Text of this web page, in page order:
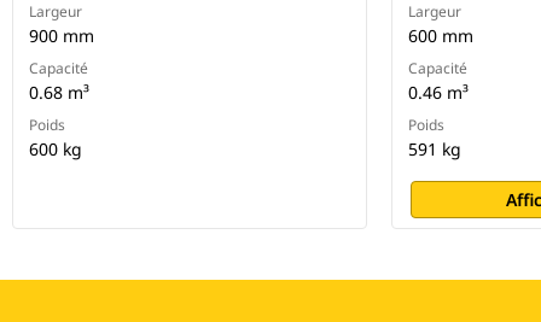
Largeur
900 mm
Capacité
0.68 m³
Poids
600 kg
Largeur
600 mm
Capacité
0.46 m³
Poids
591 kg